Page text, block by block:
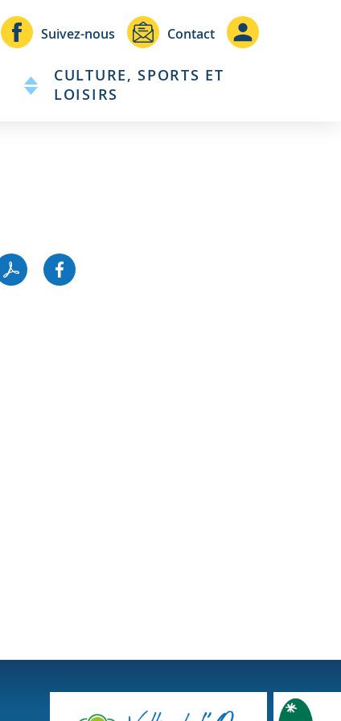
Header
-
Communication
Suivez-nous Contact
Header
-
CULTURE, SPORTS ET
LOISIRS